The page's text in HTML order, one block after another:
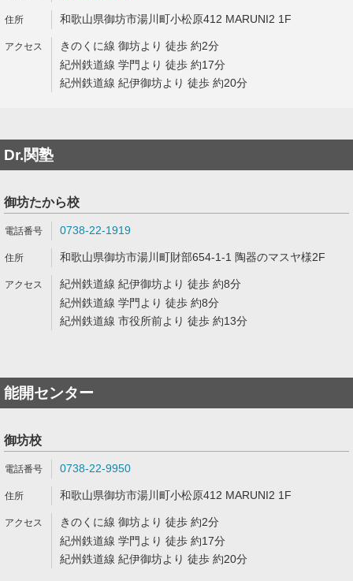
和歌山県御坊市湯川町小松原412 MARUNI2 1F
きのくに線 御坊より 徒歩 約2分
紀州鉄道線 学門より 徒歩 約17分
紀州鉄道線 紀伊御坊より 徒歩 約20分
Dr.関塾
御坊たから校
0738-22-1919
和歌山県御坊市湯川町財部654-1-1 陶器のマスヤ様2F
紀州鉄道線 紀伊御坊より 徒歩 約8分
紀州鉄道線 学門より 徒歩 約8分
紀州鉄道線 市役所前より 徒歩 約13分
能開センター
御坊校
0738-22-9950
和歌山県御坊市湯川町小松原412 MARUNI2 1F
きのくに線 御坊より 徒歩 約2分
紀州鉄道線 学門より 徒歩 約17分
紀州鉄道線 紀伊御坊より 徒歩 約20分